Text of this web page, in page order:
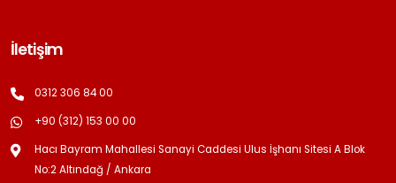
İletişim
0312 306 84 00
+90 (312) 153 00 00
Hacı Bayram Mahallesi Sanayi Caddesi Ulus İşhanı Sitesi A Blok
No:2 Altındağ / Ankara